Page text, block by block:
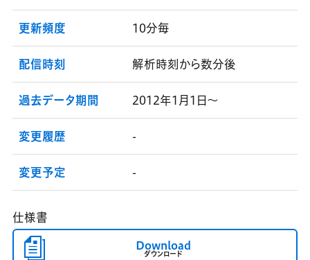
更新頻度 10分毎
配信時刻 解析時刻から数分後
過去データ期間 2012年1月1日～
変更履歴 -
変更予定 -
仕様書
Download
ダウンロード